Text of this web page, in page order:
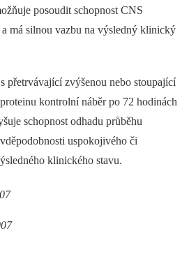
posoudit schopnost CNS
a má silnou vazbu na výsledný klinický
přetrvávající zvýšenou nebo stoupající
kontrolní náběr po 72 hodinách
schopnost odhadu průběhu
uspokojivého či
klinického stavu.